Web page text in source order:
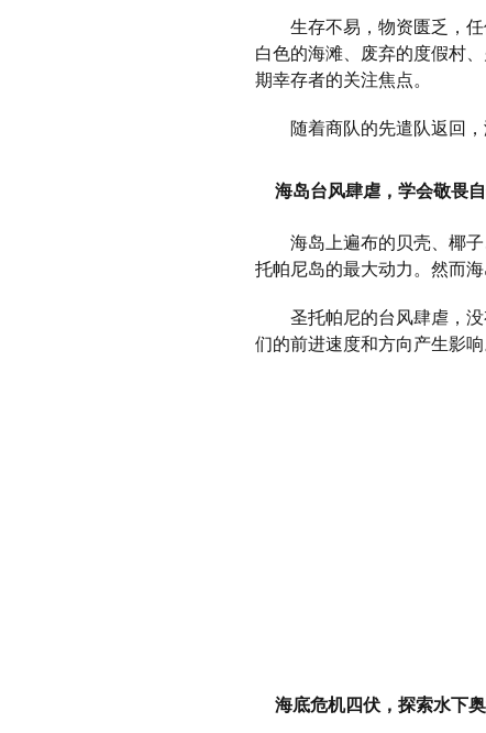
生存不易，物资匮乏，任
白色的海滩、废弃的度假村
期幸存者的关注焦点。
随着商队的先遣队返回，
海岛台风肆虐，学会敬畏
海岛上遍布的贝壳、椰子
托帕尼岛的最大动力。然而
圣托帕尼的台风肆虐，没
们的前进速度和方向产生影响
海底危机四伏，探索水下